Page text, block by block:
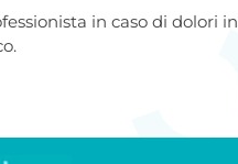
in caso di